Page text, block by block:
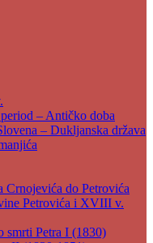
– Antičko doba
– Dukljanska država
Crnojevića do Petrovića
Petrovića i XVIII v.
smrti Petra I (1830)